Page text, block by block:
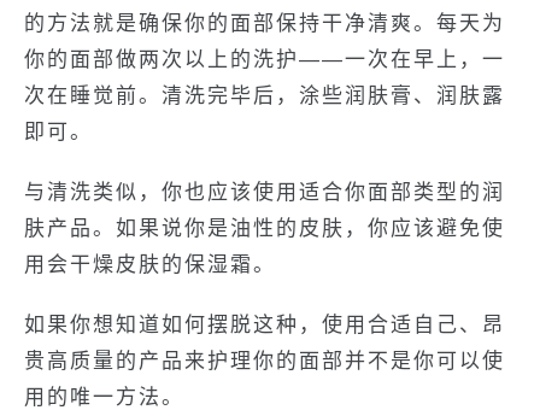
的方法就是确保你的面部保持干净清爽。每天为
你的面部做两次以上的洗护——一次在早上，一
次在睡觉前。清洗完毕后，涂些润肤膏、润肤露
即可。
与清洗类似，你也应该使用适合你面部类型的润
肤产品。如果说你是油性的皮肤，你应该避免使
用会干燥皮肤的保湿霜。
如果你想知道如何摆脱这种，使用合适自己、昂
贵高质量的产品来护理你的面部并不是你可以使
用的唯一方法。